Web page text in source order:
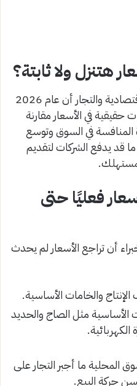
هتنزل ولا ثابتة؟
يعتقد بعض مسؤولي الشعبة الأقتصادية والتجار أن عام 2026
في الأسعار مقارنة
المنافسة في السوق وتوسع
قد يدفع الشركات لتقديم
فعليًا حتى
أن تراجع الأسعار لم يحدث
الإنتاج والخامات الأساسية.
الأساسية مثل الصاج والحديد
المحلية ما أجبر التجار على
حركة البيع.